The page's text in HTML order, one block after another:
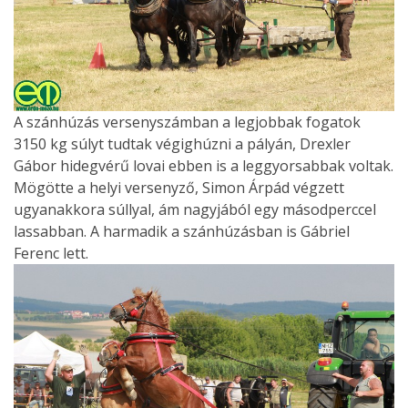
A szánhúzás versenyszámban a legjobbak fogatok
3150 kg súlyt tudtak végighúzni a pályán, Drexler
Gábor hidegvérű lovai ebben is a leggyorsabbak voltak.
Mögötte a helyi versenyző, Simon Árpád végzett
ugyanakkora súllyal, ám nagyjából egy másodperccel
lassabban. A harmadik a szánhúzásban is Gábriel
Ferenc lett.